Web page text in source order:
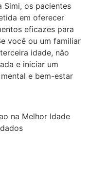
Simi, os pacientes
em oferecer
eficazes para
você ou um familiar
idade, não
e iniciar um
e bem-estar